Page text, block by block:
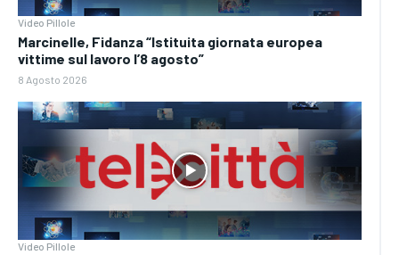
Video Pillole
Marcinelle, Fidanza “Istituita giornata europea
vittime sul lavoro l’8 agosto”
8 Agosto 2026
Video Pillole